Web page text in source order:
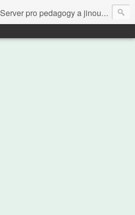
Server pro pedagogy a jinou zvířenu